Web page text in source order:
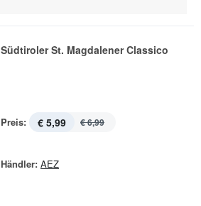
Südtiroler St. Magdalener Classico
Preis: € 5,99 € 6,99
Händler: AEZ